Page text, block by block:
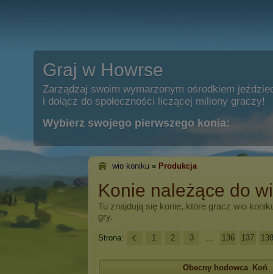
Graj w Howrse
Zarządzaj swoim wymarzonym ośrodkiem
i dołącz do społeczności liczącej miliony graczy!
Wybierz swojego pierwszego konia:
wio koniku » Produkcja
Konie należące do
Tu znajdują się konie, które gracz wio
gry.
Strona: 1 2 3 ... 136 137 138
Obecny hodowca Koń